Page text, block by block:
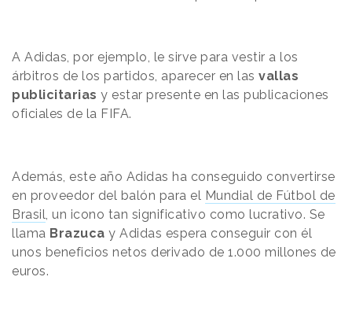
A Adidas, por ejemplo, le sirve para vestir a los
árbitros de los partidos, aparecer en las vallas
publicitarias y estar presente en las publicaciones
oficiales de la FIFA.
Además, este año Adidas ha conseguido convertirse
en proveedor del balón para el Mundial de Fútbol de
Brasil , un icono tan significativo como lucrativo. Se
llama Brazuca y Adidas espera conseguir con él
unos beneficios netos derivado de 1.000 millones de
euros.